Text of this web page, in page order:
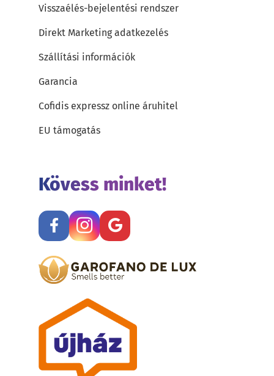
Visszaélés-bejelentési rendszer
Direkt Marketing adatkezelés
Szállítási információk
Garancia
Cofidis expressz online áruhitel
EU támogatás
Kövess minket!